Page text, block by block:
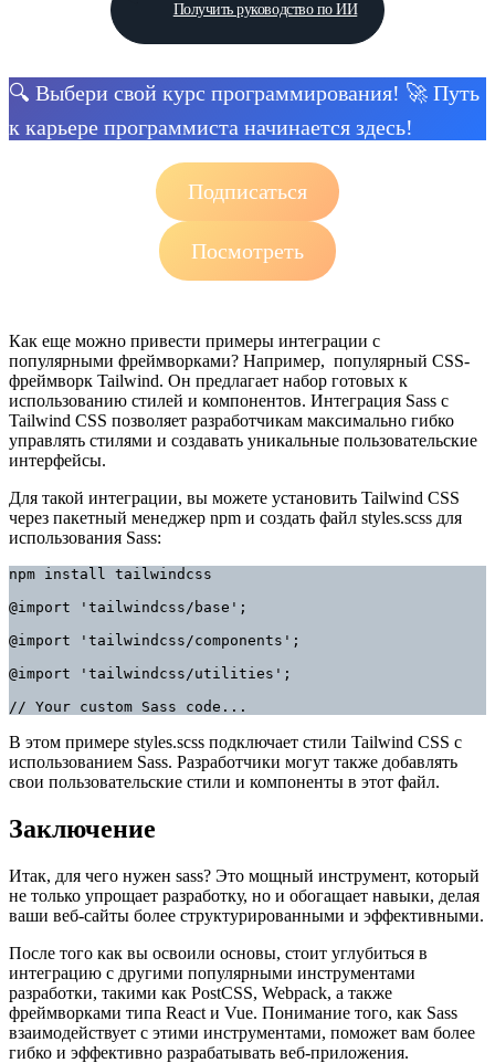
Получить руководство по ИИ
🔍 Выбери свой курс программирования! 🚀 Путь
к карьере программиста начинается здесь!
Подписаться
Посмотреть
Как еще можно привести примеры интеграции с
популярными фреймворками? Например, популярный CSS-
фреймворк Tailwind. Он предлагает набор готовых к
использованию стилей и компонентов. Интеграция Sass с
Tailwind CSS позволяет разработчикам максимально гибко
управлять стилями и создавать уникальные пользовательские
интерфейсы.
Для такой интеграции, вы можете установить Tailwind CSS
через пакетный менеджер npm и создать файл styles.scss для
использования Sass:
npm install tailwindcss
@import 'tailwindcss/base';
@import 'tailwindcss/components';
@import 'tailwindcss/utilities';
// Your custom Sass code...
В этом примере styles.scss подключает стили Tailwind CSS с
использованием Sass. Разработчики могут также добавлять
свои пользовательские стили и компоненты в этот файл.
Заключение
Итак, для чего нужен sass? Это мощный инструмент, который
не только упрощает разработку, но и обогащает навыки, делая
ваши веб-сайты более структурированными и эффективными.
После того как вы освоили основы, стоит углубиться в
интеграцию с другими популярными инструментами
разработки, такими как PostCSS, Webpack, а также
фреймворками типа React и Vue. Понимание того, как Sass
взаимодействует с этими инструментами, поможет вам более
гибко и эффективно разрабатывать веб-приложения.